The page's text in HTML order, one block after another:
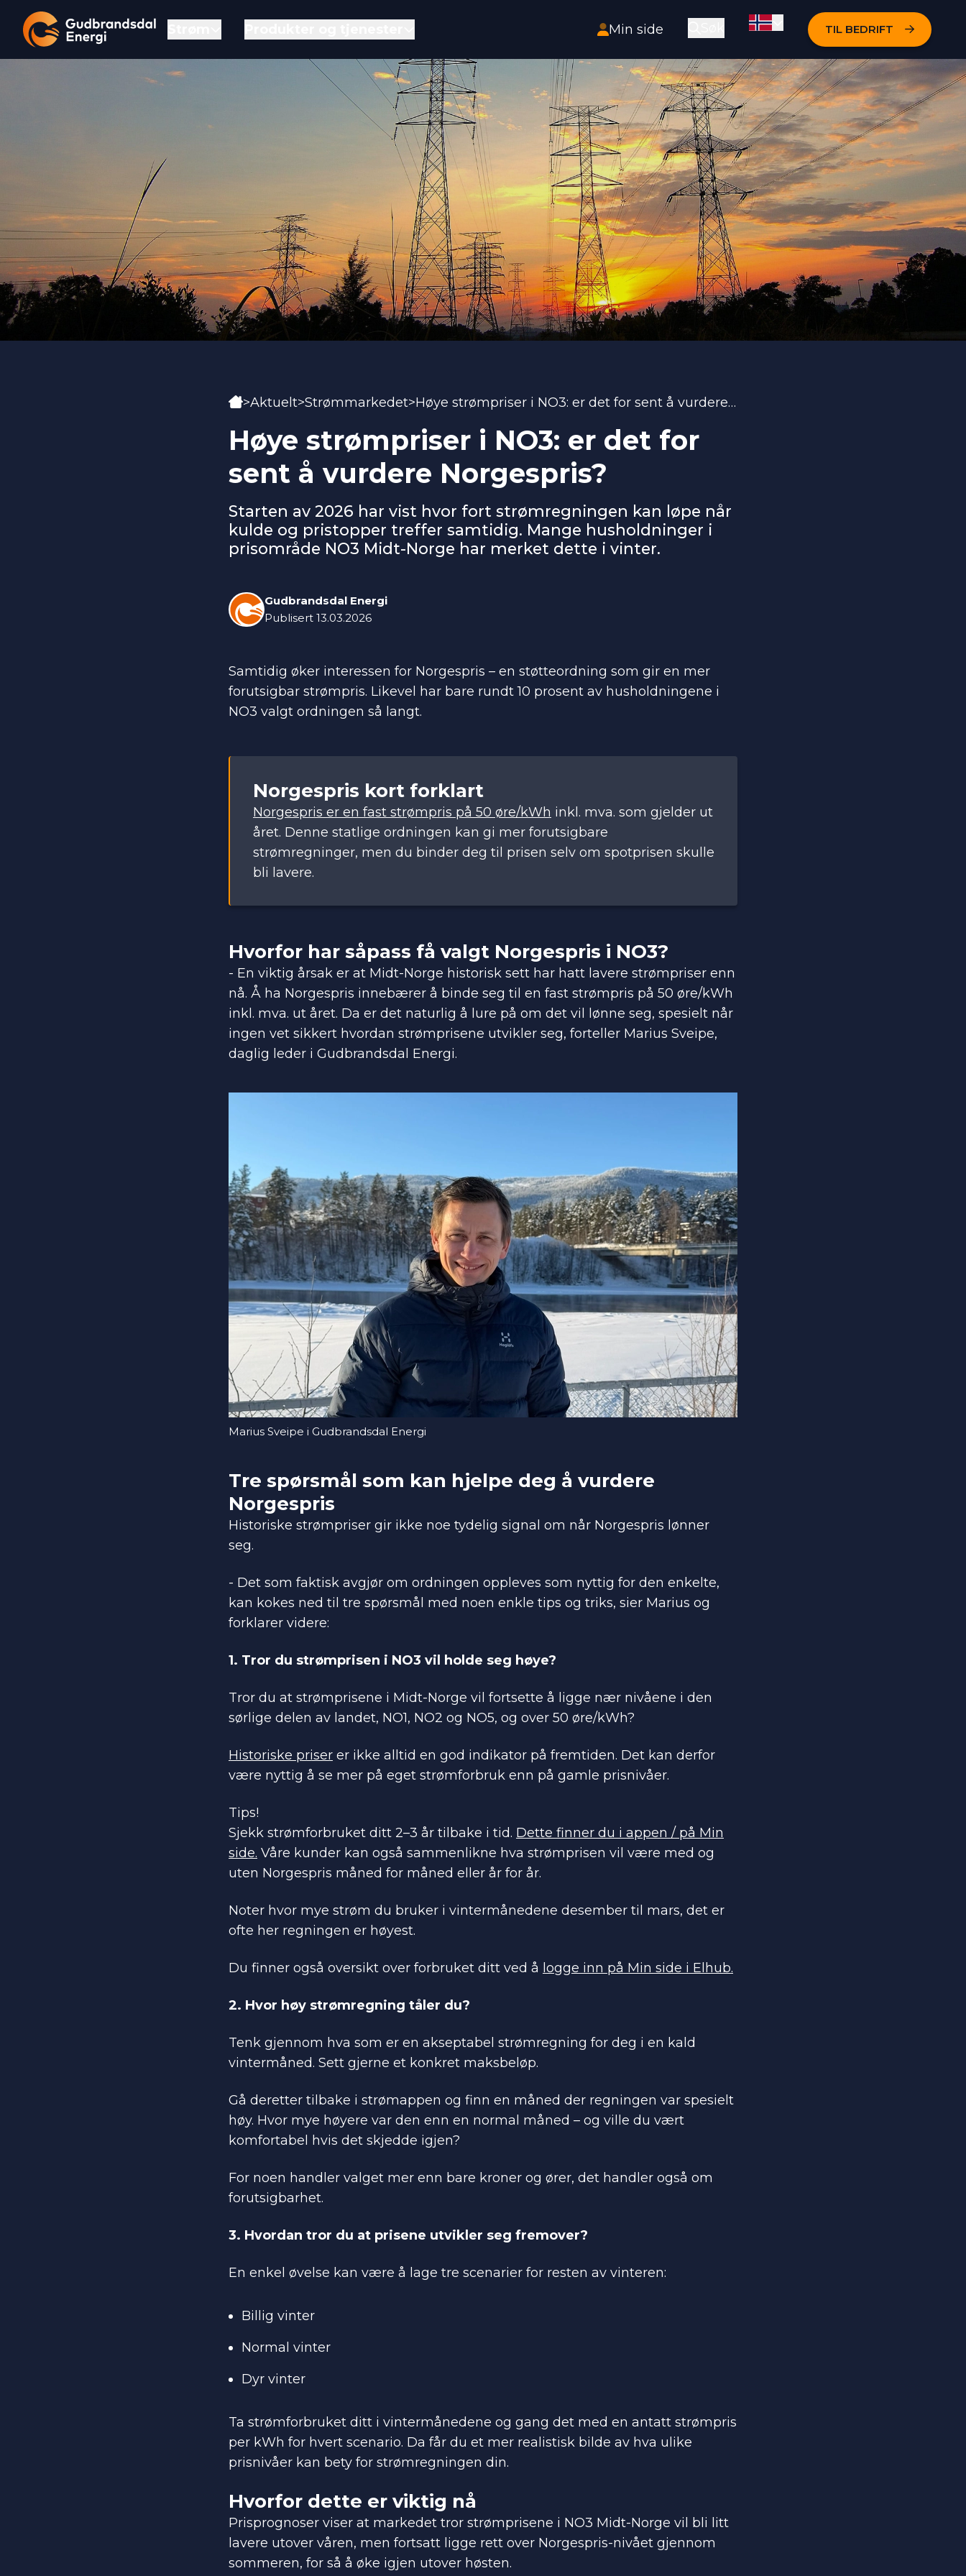
Gå til forsiden
Min side Åpne søkeboksen
Skift språk TIL BEDRIFT
Hjem
>Aktuelt>Strømmarkedet> Høye strømpriser i NO3: er det for sent å vurdere Norgespris?
Høye strømpriser i NO3: er det for
sent å vurdere Norgespris?
Starten av 2026 har vist hvor fort strømregningen kan løpe når
kulde og pristopper treffer samtidig. Mange husholdninger i
prisområde NO3 Midt-Norge har merket dette i vinter.
Gudbrandsdal Energi
Publisert 13.03.2026
Samtidig øker interessen for Norgespris – en støtteordning som gir en mer
forutsigbar strømpris. Likevel har bare rundt 10 prosent av husholdningene i
NO3 valgt ordningen så langt.
Norgespris kort forklart
Norgespris er en fast strømpris på 50 øre/kWh inkl. mva. som gjelder ut
året. Denne statlige ordningen kan gi mer forutsigbare
strømregninger, men du binder deg til prisen selv om spotprisen skulle
bli lavere.
Hvorfor har såpass få valgt Norgespris i NO3?
- En viktig årsak er at Midt-Norge historisk sett har hatt lavere strømpriser enn
nå. Å ha Norgespris innebærer å binde seg til en fast strømpris på 50 øre/kWh
inkl. mva. ut året. Da er det naturlig å lure på om det vil lønne seg, spesielt når
ingen vet sikkert hvordan strømprisene utvikler seg, forteller Marius Sveipe,
daglig leder i Gudbrandsdal Energi.
Marius Sveipe i Gudbrandsdal Energi
Tre spørsmål som kan hjelpe deg å vurdere
Norgespris
Historiske strømpriser gir ikke noe tydelig signal om når Norgespris lønner
seg.
- Det som faktisk avgjør om ordningen oppleves som nyttig for den enkelte,
kan kokes ned til tre spørsmål med noen enkle tips og triks, sier Marius og
forklarer videre:
1. Tror du strømprisen i NO3 vil holde seg høye?
Tror du at strømprisene i Midt-Norge vil fortsette å ligge nær nivåene i den
sørlige delen av landet, NO1, NO2 og NO5, og over 50 øre/kWh?
Historiske priser er ikke alltid en god indikator på fremtiden. Det kan derfor
være nyttig å se mer på eget strømforbruk enn på gamle prisnivåer.
Tips!
Sjekk strømforbruket ditt 2–3 år tilbake i tid. Dette finner du i appen / på Min
side. Våre kunder kan også sammenlikne hva strømprisen vil være med og
uten Norgespris måned for måned eller år for år.
Noter hvor mye strøm du bruker i vintermånedene desember til mars, det er
ofte her regningen er høyest.
Du finner også oversikt over forbruket ditt ved å logge inn på Min side i Elhub.
2. Hvor høy strømregning tåler du?
Tenk gjennom hva som er en akseptabel strømregning for deg i en kald
vintermåned. Sett gjerne et konkret maksbeløp.
Gå deretter tilbake i strømappen og finn en måned der regningen var spesielt
høy. Hvor mye høyere var den enn en normal måned – og ville du vært
komfortabel hvis det skjedde igjen?
For noen handler valget mer enn bare kroner og ører, det handler også om
forutsigbarhet.
3. Hvordan tror du at prisene utvikler seg fremover?
En enkel øvelse kan være å lage tre scenarier for resten av vinteren:
Billig vinter
Normal vinter
Dyr vinter
Ta strømforbruket ditt i vintermånedene og gang det med en antatt strømpris
per kWh for hvert scenario. Da får du et mer realistisk bilde av hva ulike
prisnivåer kan bety for strømregningen din.
Hvorfor dette er viktig nå
Prisprognoser viser at markedet tror strømprisene i NO3 Midt-Norge vil bli litt
lavere utover våren, men fortsatt ligge rett over Norgespris-nivået gjennom
sommeren, for så å øke igjen utover høsten.